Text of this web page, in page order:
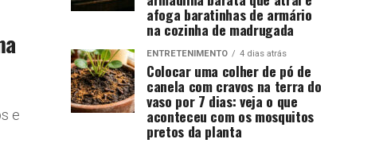
e
afoga baratinhas de armário
na cozinha de madrugada
ENTRETENIMENTO 4 dias atrás
Colocar uma colher de pó de
canela com cravos na terra do
vaso por 7 dias: veja o que
aconteceu com os mosquitos
pretos da planta